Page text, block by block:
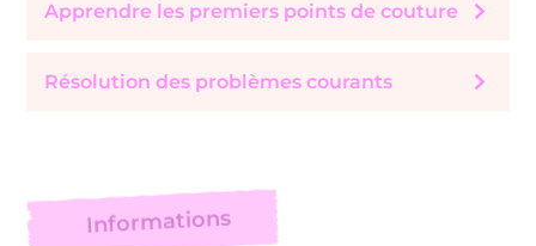
Apprendre les premiers points de couture
Résolution des problèmes courants
Informations